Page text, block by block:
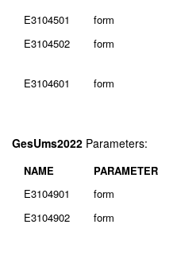
E3104501 form
E3104502
form
E3104601 form
GesUms2022 Parameters:
NAME PARAMETER
E3104901
form
E3104902
form